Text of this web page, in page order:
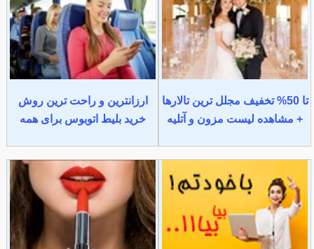
تا 50% تخفیف مجلل ترین تالارها
+ مشاهده لیست مزون و آتلیه
ارزانترین و راحت ترین روش
خرید بلیط اتوبوس برای همه